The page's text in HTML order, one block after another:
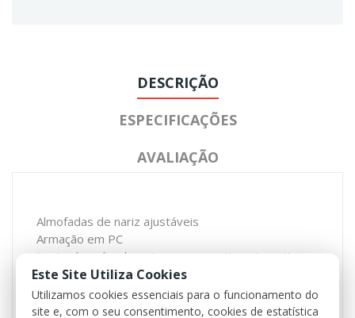
DESCRIÇÃO
ESPECIFICAÇÕES
AVALIAÇÃO
Almofadas de nariz ajustáveis
Armação em PC
Lente de policarbonato com revestimento anti-
nevoeiro / anti-riscos
Proteção 100% UVA, UVB e UVC
Lentes suplentes transparente
Este Site Utiliza Cookies
Utilizamos cookies essenciais para o funcionamento do
site e, com o seu consentimento, cookies de estatística